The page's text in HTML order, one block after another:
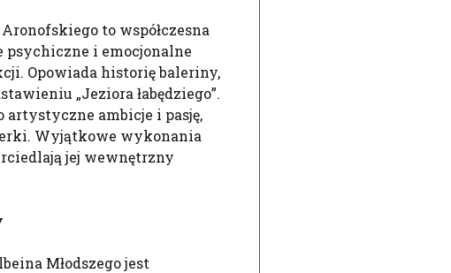
to współczesna
i emocjonalne
Opowiada historię baleriny,
„Jeziora łabędziego”.
ambicje i pasję,
Wyjątkowe wykonania
jej wewnętrzny
Młodszego jest